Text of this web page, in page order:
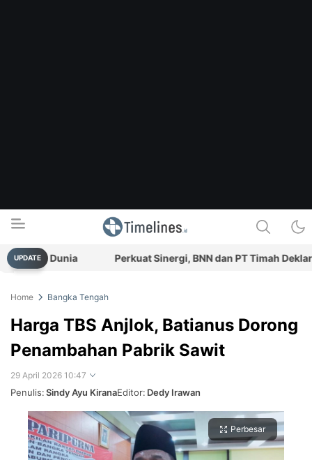
Timelines.id
Media Literasi, Sejarah & Budaya
UPDATEDunia Perkuat Sinergi, BNN dan PT Timah
Home Bangka Tengah
Harga TBS Anjlok, Batianus Dorong
Penambahan Pabrik Sawit
29 April 2026 10:47
Penulis:Sindy Ayu KiranaEditor: Dedy Irawan
Perbesar